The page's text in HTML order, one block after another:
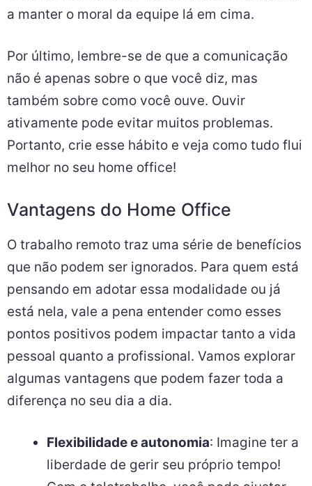
a manter o moral da equipe lá em cima.
Por último, lembre-se de que a comunicação
não é apenas sobre o que você diz, mas
também sobre como você ouve. Ouvir
ativamente pode evitar muitos problemas.
Portanto, crie esse hábito e veja como tudo flui
melhor no seu home office!
Vantagens do Home Office
O trabalho remoto traz uma série de benefícios
que não podem ser ignorados. Para quem está
pensando em adotar essa modalidade ou já
está nela, vale a pena entender como esses
pontos positivos podem impactar tanto a vida
pessoal quanto a profissional. Vamos explorar
algumas vantagens que podem fazer toda a
diferença no seu dia a dia.
Flexibilidade e autonomia: Imagine ter a
liberdade de gerir seu próprio tempo!